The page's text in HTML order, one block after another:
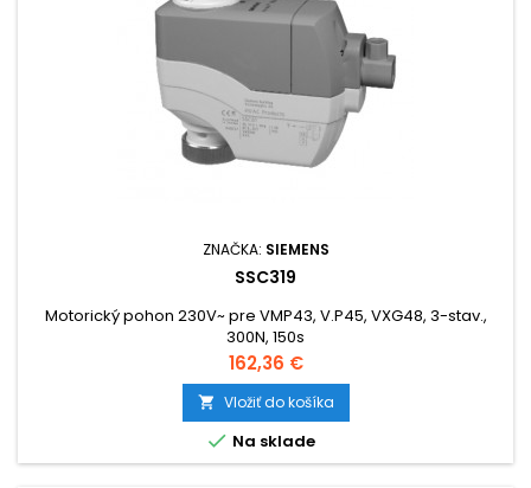
ZNAČKA: SIEMENS
SSC319
Motorický pohon 230V~ pre VMP43, V.P45, VXG48, 3-stav.,
300N, 150s
Cena
162,36 €
 Vložiť do košíka
 Na sklade